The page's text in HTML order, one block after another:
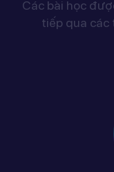
Các bài học
tiếp qua các